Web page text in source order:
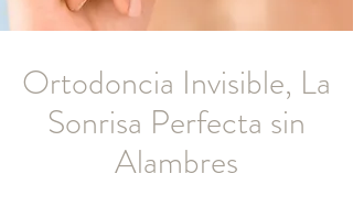
Ortodoncia Invisible, La
Sonrisa Perfecta sin
Alambres